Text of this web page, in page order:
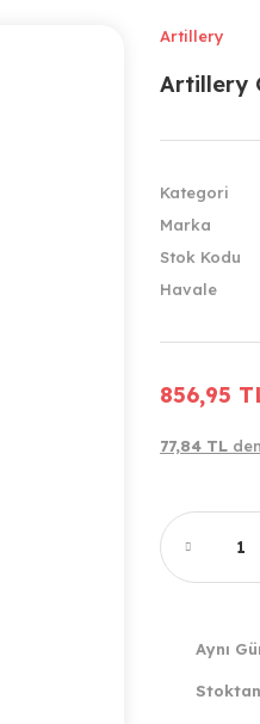
Artillery
Artillery
Kategori
Marka
Stok Kodu
Havale
856,95
77,84 TL
Aynı